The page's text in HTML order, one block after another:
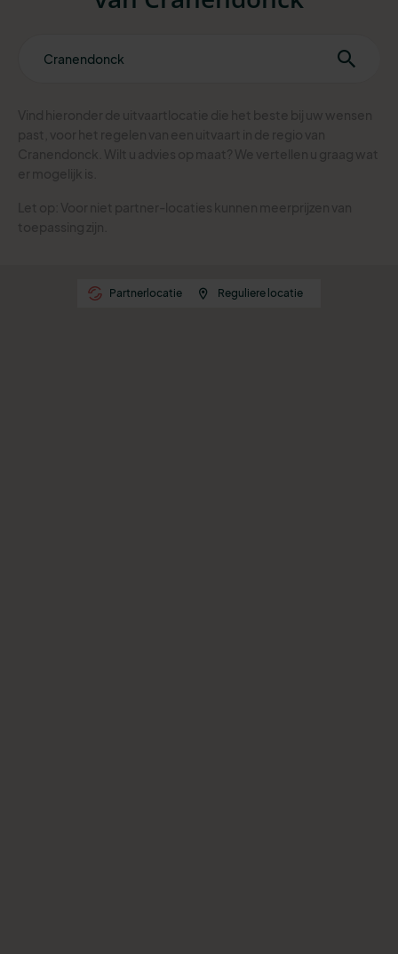
Partnerlocatie Reguliere locatie